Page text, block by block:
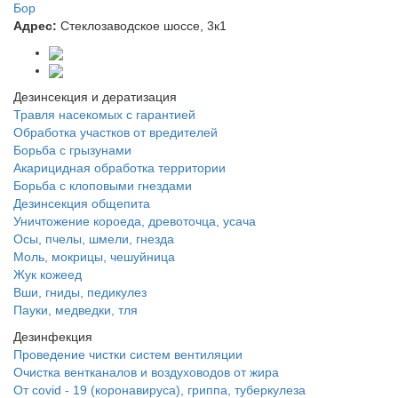
Бор
Адрес: Стеклозаводское шоссе, 3к1
Дезинсекция и дератизация
Травля насекомых с гарантией
Обработка участков от вредителей
Борьба с грызунами
Акарицидная обработка территории
Борьба с клоповыми гнездами
Дезинсекция общепита
Уничтожение короеда, древоточца, усача
Осы, пчелы, шмели, гнезда
Моль, мокрицы, чешуйница
Жук кожеед
Вши, гниды, педикулез
Пауки, медведки, тля
Дезинфекция
Проведение чистки систем вентиляции
Очистка вентканалов и воздуховодов от жира
От covid - 19 (коронавируса), гриппа, туберкулеза